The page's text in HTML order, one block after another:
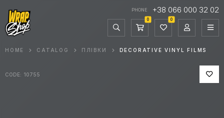
PHONE +38 066 000 32 02
0 0
HOME CATALOG ПЛІВКИ DECORATIVE VINYL FILMS
CODE: 10755